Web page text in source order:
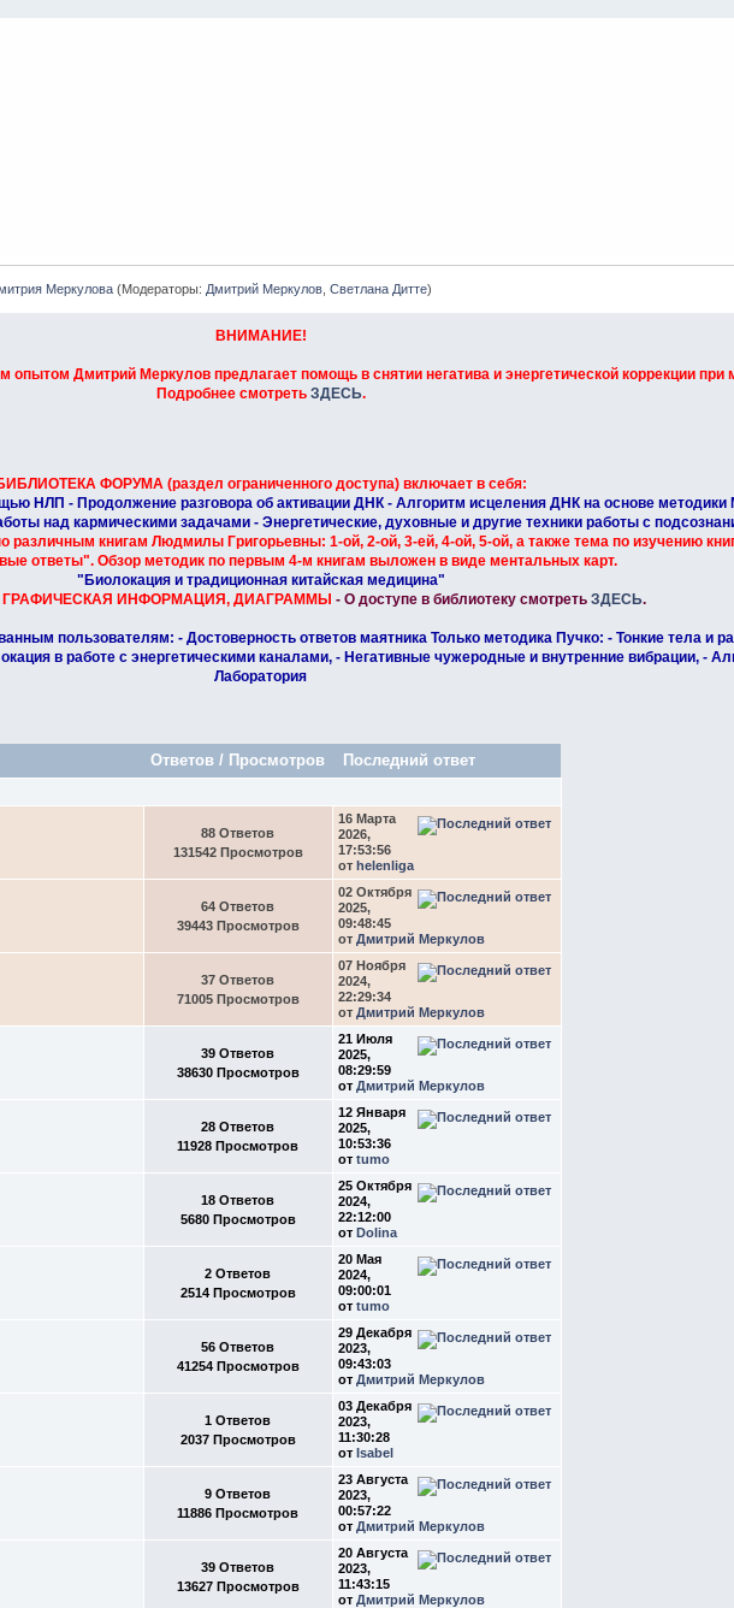
Меркулова (Модераторы: Дмитрий Меркулов ,Светлана Дитте)
ВНИМАНИЕ!
Дмитрий Меркулов предлагает помощь в снятии негатива и энергетической коррекции при
Подробнее смотреть ЗДЕСЬ.
ФОРУМА (раздел ограниченного доступа) включает в себя:
НЛП - Продолжение разговора об активации ДНК - Алгоритм исцеления ДНК на основе методики
над кармическими задачами - Энергетические, духовные и другие техники работы с
различным книгам Людмилы Григорьевны: 1-ой, 2-ой, 3-ей, 4-ой, 5-ой, а также тема по изучению
ответы". Обзор методик по первым 4-м книгам выложен в виде ментальных карт.
"Биолокация и традиционная китайская медицина"
ГРАФИЧЕСКАЯ ИНФОРМАЦИЯ, ДИАГРАММЫ- О доступе в библиотеку смотретьЗДЕСЬ.
пользователям: - Достоверность ответов маятника Только методика Пучко: - Тонкие тела и
в работе с энергетическими каналами, - Негативные чужеродные и внутренние вибрации, -
Лаборатория
Ответов/ Просмотров Последний ответ
88 Ответов
131542 Просмотров
16 Марта
2026,
17:53:56
от helenliga
64 Ответов
39443 Просмотров
02 Октября
2025,
09:48:45
от Дмитрий Меркулов
37 Ответов
71005 Просмотров
07 Ноября
2024,
22:29:34
от Дмитрий Меркулов
39 Ответов
38630 Просмотров
21 Июля
2025,
08:29:59
от Дмитрий Меркулов
28 Ответов
11928 Просмотров
12 Января
2025,
10:53:36
от tumo
18 Ответов
5680 Просмотров
25 Октября
2024,
22:12:00
от Dolina
2 Ответов
2514 Просмотров
20 Мая
2024,
09:00:01
от tumo
56 Ответов
41254 Просмотров
29 Декабря
2023,
09:43:03
от Дмитрий Меркулов
1 Ответов
2037 Просмотров
03 Декабря
2023,
11:30:28
от Isabel
9 Ответов
11886 Просмотров
23 Августа
2023,
00:57:22
от Дмитрий Меркулов
39 Ответов
13627 Просмотров
20 Августа
2023,
11:43:15
от Дмитрий Меркулов